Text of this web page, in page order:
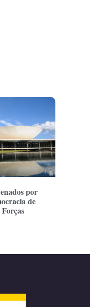
por
de